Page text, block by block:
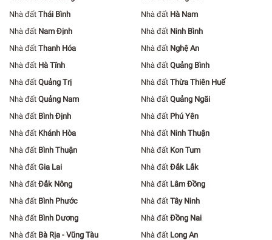
Nhà đất Thái Bình Nhà đất Hà Nam
Nhà đất Nam Định Nhà đất Ninh Bình
Nhà đất Thanh Hóa Nhà đất Nghệ An
Nhà đất Hà Tĩnh Nhà đất Quảng Bình
Nhà đất Quảng Trị Nhà đất Thừa Thiên Huế
Nhà đất Quảng Nam Nhà đất Quảng Ngãi
Nhà đất Bình Định Nhà đất Phú Yên
Nhà đất Khánh Hòa Nhà đất Ninh Thuận
Nhà đất Bình Thuận Nhà đất Kon Tum
Nhà đất Gia Lai Nhà đất Đắk Lắk
Nhà đất Đắk Nông Nhà đất Lâm Đồng
Nhà đất Bình Phước Nhà đất Tây Ninh
Nhà đất Bình Dương Nhà đất Đồng Nai
Nhà đất Bà Rịa - Vũng Tàu Nhà đất Long An